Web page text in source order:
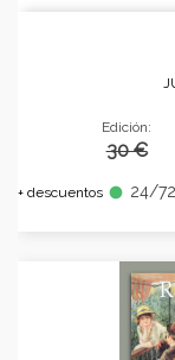
Edición:
30 €
+ descuentos fiber_manual_record 24/